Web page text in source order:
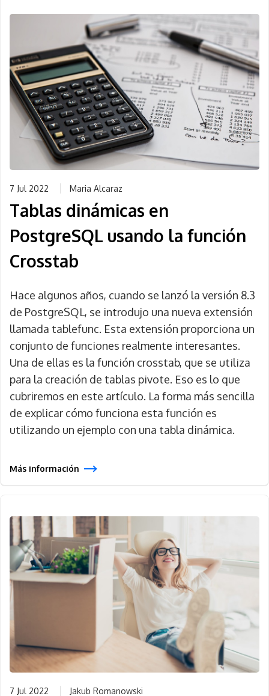
7 Jul 2022 Maria Alcaraz
Tablas dinámicas en
PostgreSQL usando la función
Crosstab
Hace algunos años, cuando se lanzó la versión 8.3
de PostgreSQL, se introdujo una nueva extensión
llamada tablefunc. Esta extensión proporciona un
conjunto de funciones realmente interesantes.
Una de ellas es la función crosstab, que se utiliza
para la creación de tablas pivote. Eso es lo que
cubriremos en este artículo. La forma más sencilla
de explicar cómo funciona esta función es
utilizando un ejemplo con una tabla dinámica.
Más información
7 Jul 2022 Jakub Romanowski